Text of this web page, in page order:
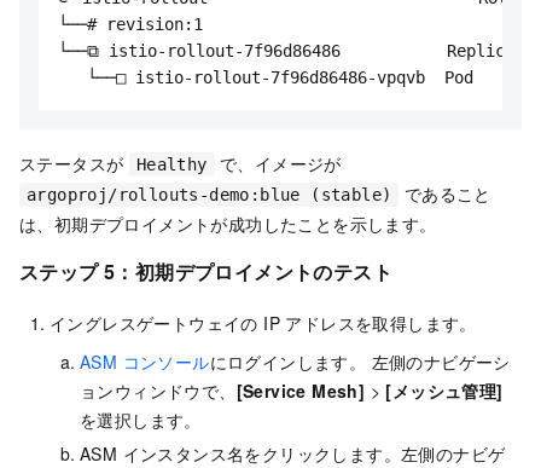
└──# revision:1
└──⧉ istio-rollout-7f96d86486
└──□ istio-rollout-7f96d86486-vpqvb  Pod
ステータスが Healthy で、イメージが
argoproj/rollouts-demo:blue (stable)
であること
は、初期デプロイメントが成功したことを示します。
ステップ 5：初期デプロイメントのテスト
イングレスゲートウェイの IP アドレスを取得します。
ASM コンソールにログインします。 左側のナビゲーシ
ョンウィンドウで、 [Service Mesh] > [メッシュ管理]
を選択します。
ASM インスタンス名をクリックします。左側のナビゲ